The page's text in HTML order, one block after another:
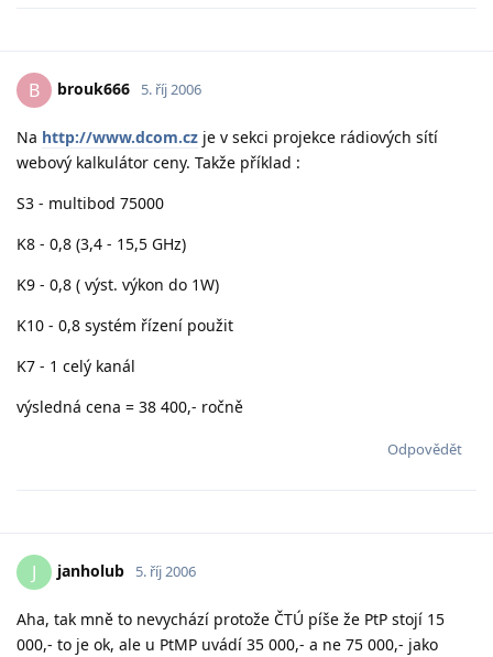
B brouk666 5. říj 2006
Na http://www.dcom.cz je v sekci projekce rádiových sítí
webový kalkulátor ceny. Takže příklad :
S3 - multibod 75000
K8 - 0,8 (3,4 - 15,5 GHz)
K9 - 0,8 ( výst. výkon do 1W)
K10 - 0,8 systém řízení použit
K7 - 1 celý kanál
výsledná cena = 38 400,- ročně
Odpovědět
J janholub 5. říj 2006
Aha, tak mně to nevychází protože ČTÚ píše že PtP stojí 15
000,- to je ok, ale u PtMP uvádí 35 000,- a ne 75 000,- jako